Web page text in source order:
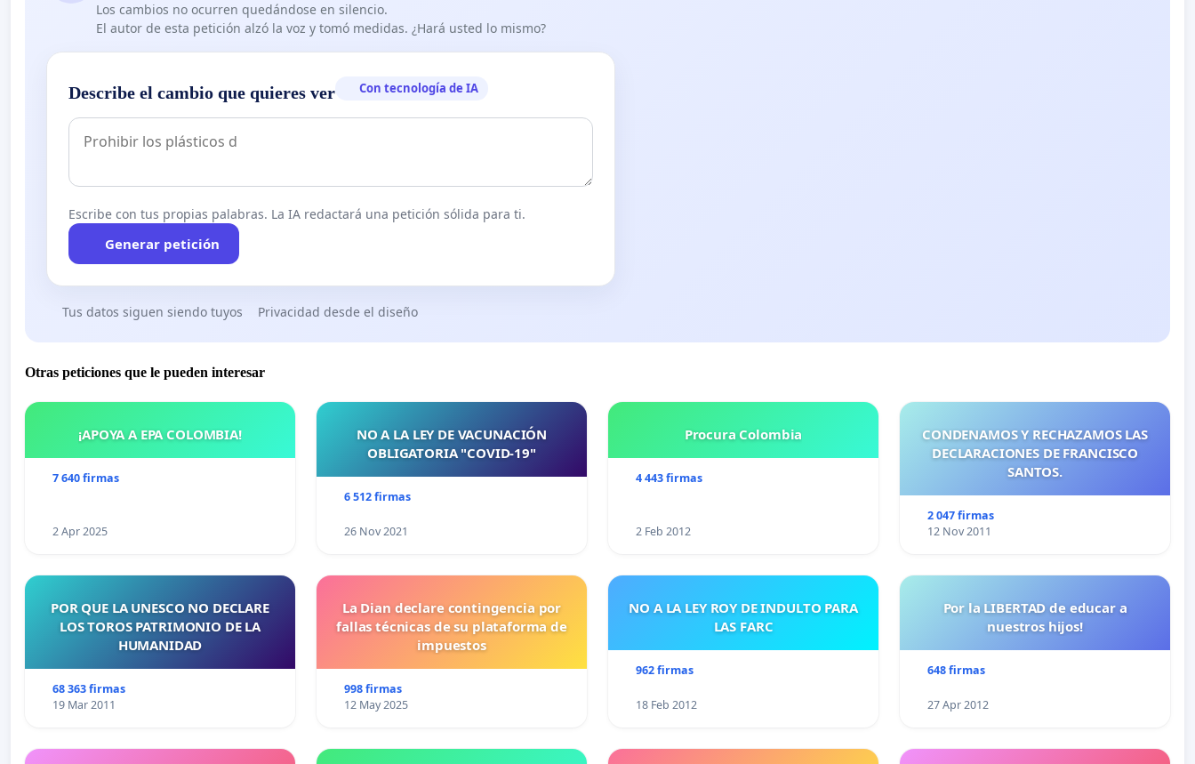
Los cambios no ocurren quedándose en silencio.
El autor de esta petición alzó la voz y tomó medidas. ¿Hará usted lo mismo?
Describe el cambio que quieres ver Con tecnología de IA
Escribe con tus propias palabras. La IA redactará una petición sólida para ti.
Generar petición
Tus datos siguen siendo tuyos Privacidad desde el diseño
Otras peticiones que le pueden interesar
¡APOYA A EPA COLOMBIA!
7 640 firmas
2 Apr 2025
NO A LA LEY DE VACUNACIÓN
OBLIGATORIA "COVID-19"
6 512 firmas
26 Nov 2021
Procura Colombia
4 443 firmas
2 Feb 2012
CONDENAMOS Y RECHAZAMOS LAS
DECLARACIONES DE FRANCISCO
SANTOS.
2 047 firmas
12 Nov 2011
POR QUE LA UNESCO NO DECLARE
LOS TOROS PATRIMONIO DE LA
HUMANIDAD
68 363 firmas
19 Mar 2011
La Dian declare contingencia por
fallas técnicas de su plataforma de
impuestos
998 firmas
12 May 2025
NO A LA LEY ROY DE INDULTO PARA
LAS FARC
962 firmas
18 Feb 2012
Por la LIBERTAD de educar a
nuestros hijos!
648 firmas
27 Apr 2012